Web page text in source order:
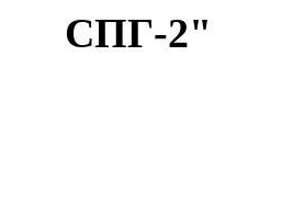
СПГ-2"